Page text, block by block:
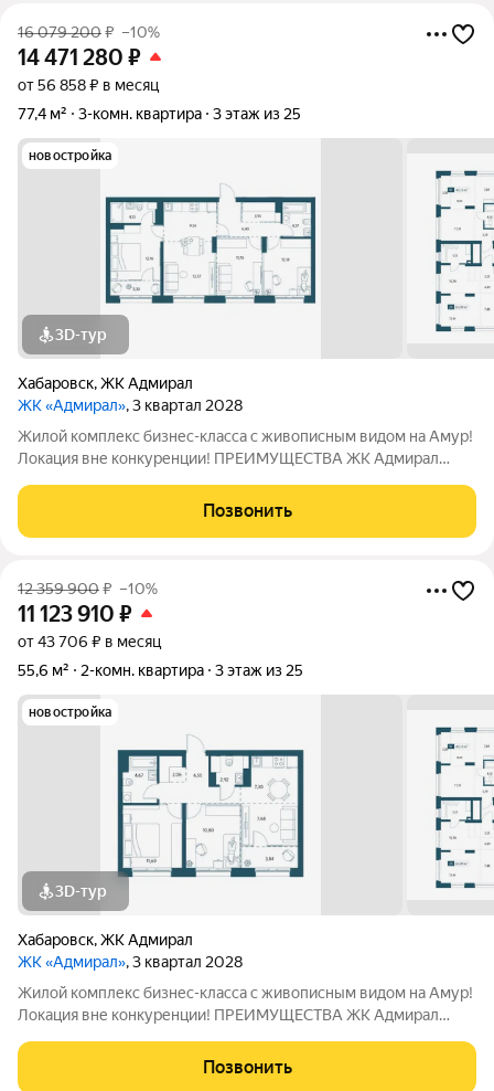
16 079 200₽ –10%
14 471 280 ₽
от 56 858 ₽ в месяц
77,4 м²
3-комн. квартира 3 этаж из 25
новостройка
3D-тур
Хабаровск,ЖК Адмирал
ЖК «Адмирал», 3 квартал 2028
Жилой комплекс бизнес-класса с живописным видом на Амур!
Локация вне конкуренции! ПРЕИМУЩЕСТВА ЖК Адмирал
Умный дом Панорамное остекление Собственная набережная
Топовое расположение О ЖИЛОМ
Позвонить
12 359 900₽ –10%
11 123 910 ₽
от 43 706 ₽ в месяц
55,6 м²
2-комн. квартира 3 этаж из 25
новостройка
3D-тур
Хабаровск,ЖК Адмирал
ЖК «Адмирал», 3 квартал 2028
Жилой комплекс бизнес-класса с живописным видом на Амур!
Локация вне конкуренции! ПРЕИМУЩЕСТВА ЖК Адмирал
Умный дом Панорамное остекление Собственная набережная
Топовое расположение О ЖИЛОМ
Позвонить